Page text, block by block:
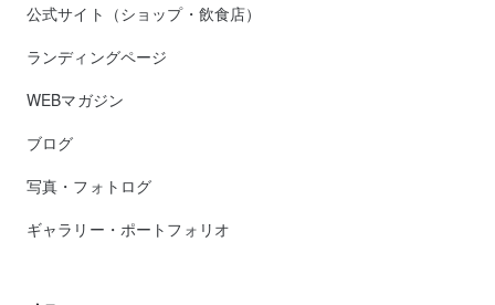
公式サイト（ショップ・飲食店）
ランディングページ
WEBマガジン
ブログ
写真・フォトログ
ギャラリー・ポートフォリオ